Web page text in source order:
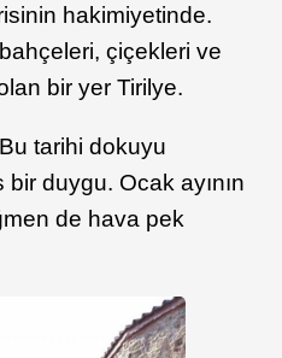
hakimiyetinde.
çiçekleri ve
bir yer Tirilye.
tarihi dokuyu
duygu. Ocak ayının
de hava pek